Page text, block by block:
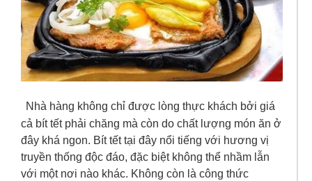
Nhà hàng không chỉ được lòng thực khách bởi giá
cả bít tết phải chăng mà còn do chất lượng món ăn ở
đây khá ngon. Bít tết tại đây nổi tiếng với hương vị
truyền thống độc đáo, đặc biệt không thể nhầm lẫn
với một nơi nào khác. Không còn là công thức